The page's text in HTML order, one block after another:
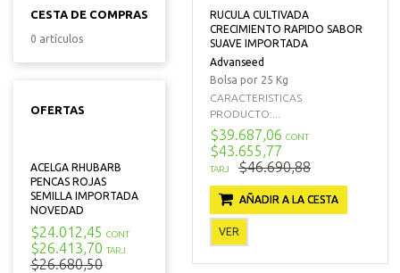
CESTA DE COMPRAS
0 artículos
OFERTAS
ACELGA RHUBARB
PENCAS ROJAS
SEMILLA IMPORTADA
NOVEDAD
$24.012,45 CONT
$26.413,70 TARJ
$26.680,50
RUCULA CULTIVADA
CRECIMIENTO RAPIDO SABOR
SUAVE IMPORTADA
Advanseed
Bolsa por 25 Kg
CARACTERISTICAS
PRODUCTO:...
$39.687,06 CONT
$43.655,77
TARJ $46.690,88
AÑADIR A LA CESTA
VER